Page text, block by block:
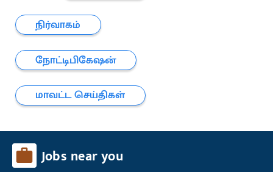
நிர்வாகம்
நோட்டிபிகேஷன்
மாவட்ட செய்திகள்
Jobs near you